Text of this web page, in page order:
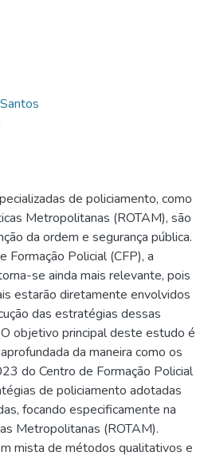
de policiamento, como
Metropolitanas (ROTAM), são
da ordem e segurança pública.
Formação Policial (CFP), a
se ainda mais relevante, pois
estarão diretamente envolvidos
das estratégias dessas
objetivo principal deste estudo é
da maneira como os
do Centro de Formação Policial
de policiamento adotadas
focando especificamente na
Metropolitanas (ROTAM).
mista de métodos qualitativos e